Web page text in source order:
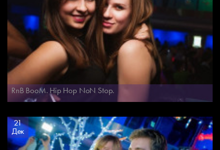
RnB BooM. Hip Hop NoN Stop.
21
Дек